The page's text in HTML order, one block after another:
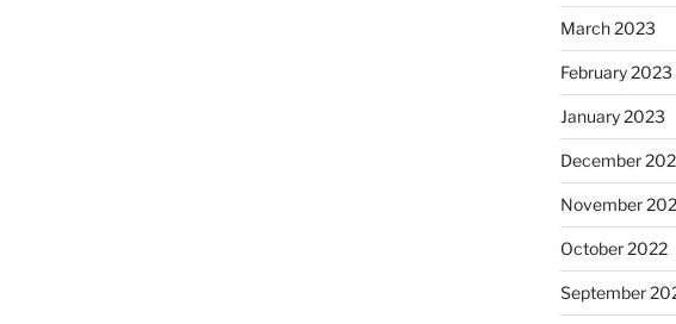
March 2023
February 2023
January 2023
December
November
October 2022
September